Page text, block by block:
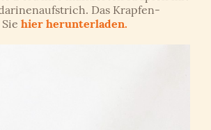
Das Krapfen-
hier herunterladen.